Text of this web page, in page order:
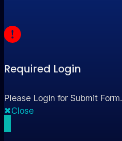
Required Login
Please Login for Submit Form.
Close